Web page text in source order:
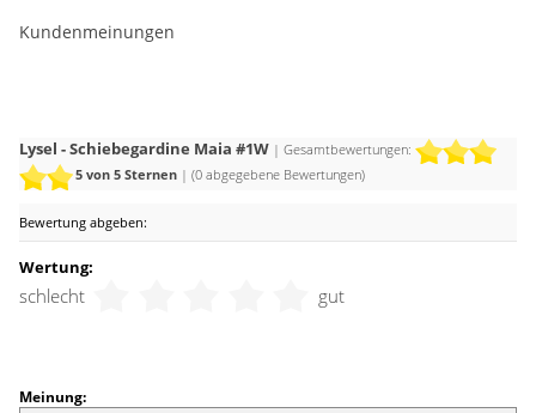
entstehen.
Kundenmeinungen
Lysel - Schiebegardine Maia #1W| Gesamtbewertungen:
5 von 5 Sternen | (0 abgegebene Bewertungen)
Bewertung abgeben:
Wertung:
schlecht gut
Meinung: